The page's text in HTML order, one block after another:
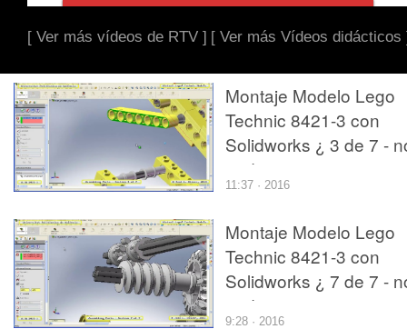
[ Ver más vídeos de RTV ] [ Ver más Vídeos didácticos
Montaje Modelo Lego
Technic 8421-3 con
Solidworks ¿ 3 de 7 -
audio
11:37 · 2016
Montaje Modelo Lego
Technic 8421-3 con
Solidworks ¿ 7 de 7 -
audio
9:28 · 2016